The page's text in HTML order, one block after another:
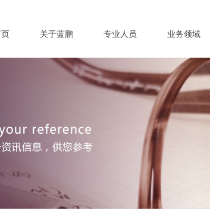
关于蓝鹏 专业人员 业务领域